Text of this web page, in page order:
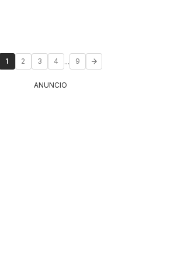
1 2 3 4 ... 9
ANUNCIO